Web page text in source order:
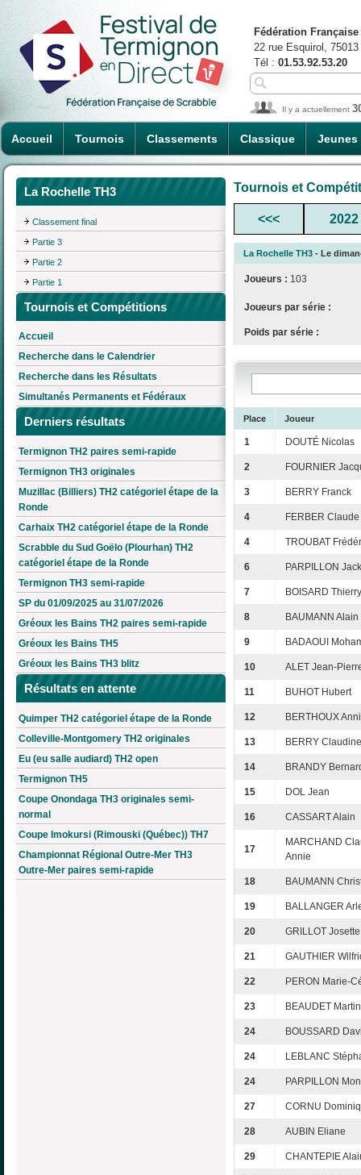
Accueil Tournois Classements Classique Jeunes
Fédération
22 rue Esquirol,
Tél : 01.53.92.53.20
Il y a actuellement
La Rochelle TH3
Classement final
Partie 3
Partie 2
Partie 1
Tournois et Compétitions
Accueil
Recherche dans le Calendrier
Recherche dans les Résultats
Simultanés Permanents et Fédéraux
Derniers résultats
Termignon TH2 paires semi-rapide
Termignon TH3 originales
Muzillac (Billiers) TH2 catégoriel étape de la
Ronde
Carhaix TH2 catégoriel étape de la Ronde
Scrabble du Sud Goëlo (Plourhan) TH2
catégoriel étape de la Ronde
Termignon TH3 semi-rapide
SP du 01/09/2025 au 31/07/2026
Gréoux les Bains TH2 paires semi-rapide
Gréoux les Bains TH5
Gréoux les Bains TH3 blitz
Résultats en attente
Quimper TH2 catégoriel étape de la Ronde
Colleville-Montgomery TH2 originales
Eu (eu salle audiard) TH2 open
Termignon TH5
Coupe Onondaga TH3 originales semi-
normal
Coupe Imokursi (Rimouski (Québec)) TH7
Championnat Régional Outre-Mer TH3
Outre-Mer paires semi-rapide
Tournois et
<<< 2022
La Rochelle TH3 - Le
Joueurs : 103
Joueurs par série :
Poids par série :
Place Joueur
1 DOUTÉ Nicolas
2 FOURNIER
3 BERRY Franck
4 FERBER Claude
4 TROUBAT
6 PARPILLON
7 BOISARD Thierry
8 BAUMANN Alain
9 BADAOUI
10 ALET Jean-
11 BUHOT Hubert
12 BERTHOUX
13 BERRY Claudine
14 BRANDY
15 DOL Jean
16 CASSART Alain
17
MARCHAND
Annie
18 BAUMANN
19 BALLANGER
20 GRILLOT Josette
21 GAUTHIER
22 PERON Marie-
23 BEAUDET
24 BOUSSARD
24 LEBLANC
24 PARPILLON
27 CORNU
28 AUBIN Eliane
29 CHANTEPIE